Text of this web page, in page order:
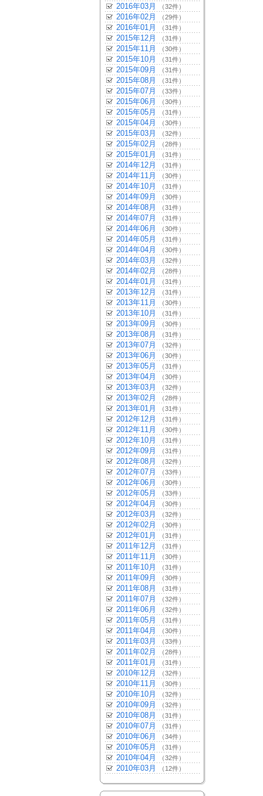
2016年03月 （32件）
2016年02月 （29件）
2016年01月 （31件）
2015年12月 （31件）
2015年11月 （30件）
2015年10月 （31件）
2015年09月 （31件）
2015年08月 （31件）
2015年07月 （33件）
2015年06月 （30件）
2015年05月 （31件）
2015年04月 （30件）
2015年03月 （32件）
2015年02月 （28件）
2015年01月 （31件）
2014年12月 （31件）
2014年11月 （30件）
2014年10月 （31件）
2014年09月 （30件）
2014年08月 （31件）
2014年07月 （31件）
2014年06月 （30件）
2014年05月 （31件）
2014年04月 （30件）
2014年03月 （32件）
2014年02月 （28件）
2014年01月 （31件）
2013年12月 （31件）
2013年11月 （30件）
2013年10月 （31件）
2013年09月 （30件）
2013年08月 （31件）
2013年07月 （32件）
2013年06月 （30件）
2013年05月 （31件）
2013年04月 （30件）
2013年03月 （32件）
2013年02月 （28件）
2013年01月 （31件）
2012年12月 （31件）
2012年11月 （30件）
2012年10月 （31件）
2012年09月 （31件）
2012年08月 （32件）
2012年07月 （33件）
2012年06月 （30件）
2012年05月 （33件）
2012年04月 （30件）
2012年03月 （32件）
2012年02月 （30件）
2012年01月 （31件）
2011年12月 （31件）
2011年11月 （30件）
2011年10月 （31件）
2011年09月 （30件）
2011年08月 （31件）
2011年07月 （32件）
2011年06月 （32件）
2011年05月 （31件）
2011年04月 （30件）
2011年03月 （33件）
2011年02月 （28件）
2011年01月 （31件）
2010年12月 （32件）
2010年11月 （30件）
2010年10月 （32件）
2010年09月 （32件）
2010年08月 （31件）
2010年07月 （31件）
2010年06月 （34件）
2010年05月 （31件）
2010年04月 （32件）
2010年03月 （12件）